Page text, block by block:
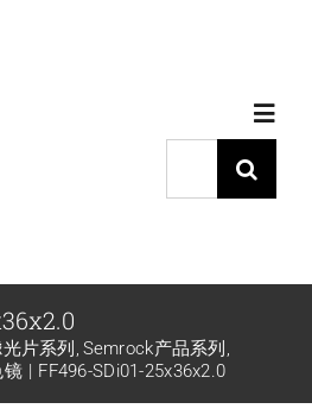
索：
片系列
Semrock产品系列
镜 FF496-SDi01-25x36x2.0